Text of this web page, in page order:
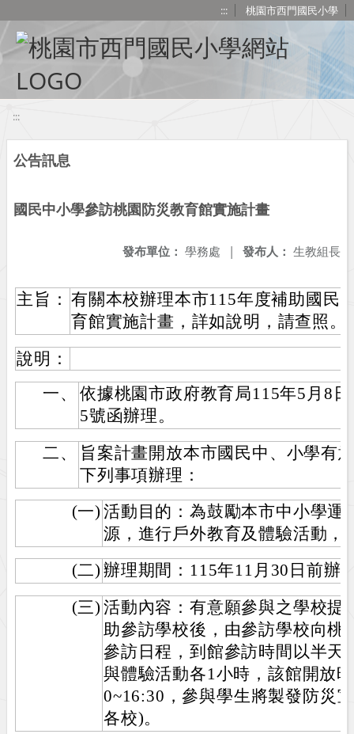
::: 桃園市西門國民小學
:::
公告訊息
國民中小學參訪桃園防災教育館實施計畫
發布人： 生教組長
發布單位： 學務處 |
主旨： 有關本校辦理本市115年度補助國民
育館實施計畫，詳如說明，請查照。
說明：
一、
依據桃園市政府教育局115年5月8
5號函辦理。
二、
旨案計畫開放本市國民中、小學有
下列事項辦理：
(一) 活動目的：為鼓勵本市中小學運
源，進行戶外教育及體驗活動，
(二) 辦理期間：115年11月30日前辦
(三) 活動內容：有意願參與之學校提
助參訪學校後，由參訪學校向桃
參訪日程，到館參訪時間以半天
與體驗活動各1小時，該館開放
0~16:30，參與學生將製發防災
各校)。